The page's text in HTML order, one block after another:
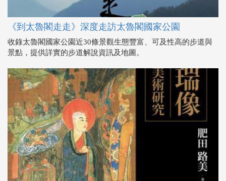
《到太魯閣走走》深度走訪太魯閣國家公園
收錄太魯閣國家公園近30條景觀生態豐富、可及性高的步道與
景點，提供詳實的步道解說資訊及地圖。